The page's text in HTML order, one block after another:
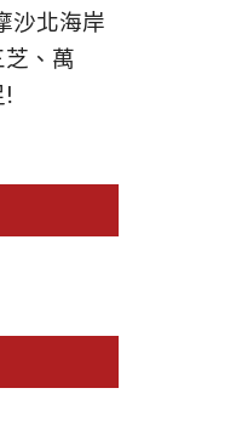
沙北海岸
、萬
!